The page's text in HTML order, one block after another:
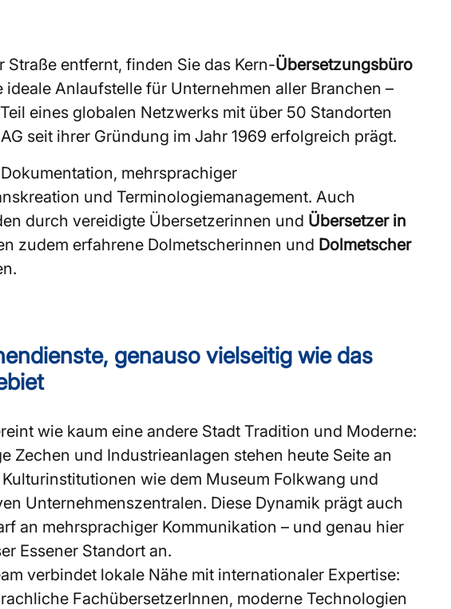
entfernt, finden Sie das Kern-Übersetzungsbüro
Anlaufstelle für Unternehmen aller Branchen –
eines globalen Netzwerks mit über 50 Standorten
seit ihrer Gründung im Jahr 1969 erfolgreich prägt.
mehrsprachiger
und Terminologiemanagement. Auch
durch vereidigte Übersetzerinnen und Übersetzer in
zudem erfahrene Dolmetscherinnen und Dolmetscher
genauso vielseitig wie das
wie kaum eine andere Stadt Tradition und Moderne:
Zechen und Industrieanlagen stehen heute Seite an
Kulturinstitutionen wie dem Museum Folkwang und
Unternehmenszentralen. Diese Dynamik prägt auch
an mehrsprachiger Kommunikation – und genau hier
Essener Standort an.
verbindet lokale Nähe mit internationaler Expertise:
FachübersetzerInnen, moderne Technologien